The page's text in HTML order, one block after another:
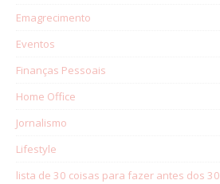
Emagrecimento
Eventos
Finanças Pessoais
Home Office
Jornalismo
Lifestyle
lista de 30 coisas para fazer antes dos 30